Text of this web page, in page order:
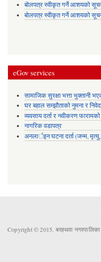
बोलपत्र स्वीकृत गर्ने आशयको
बोलपत्र स्वीकृत गर्ने आशयको
eGov services
सामाजिक सुरक्षा भत्ता भुक्तानी
घर बहाल सम्झौताको नुमना र
व्यवसाय दर्ता र नवीकरण फारामको
नागरिक वडापत्र
अनलार्इन घटना दर्ता (जन्म,
Copyright © 2015. बरहथवा नगरपालिका